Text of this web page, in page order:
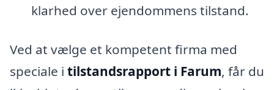
klarhed over ejendommens tilstand.
Ved at vælge et kompetent firma med
speciale i tilstandsrapport i Farum, får du